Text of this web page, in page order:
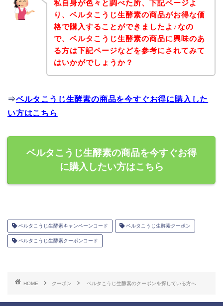
私自身が色々と調べた所、下記ページよ
り、ベルタこうじ生酵素の商品がお得な価
格で購入することができましたよ♪なの
で、ベルタこうじ生酵素の商品に興味のあ
る方は下記ページなどを参考にされてみて
はいかがでしょうか？
⇒ベルタこうじ生酵素の商品を今すぐお得に購入した
い方はこちら
ベルタこうじ生酵素の商品を今すぐお得
に購入したい方はこちら
ベルタこうじ生酵素キャンペーンコード ベルタこうじ生酵素クーポン
ベルタこうじ生酵素クーポンコード
HOME クーポン ベルタこうじ生酵素のクーポンを探している方へ